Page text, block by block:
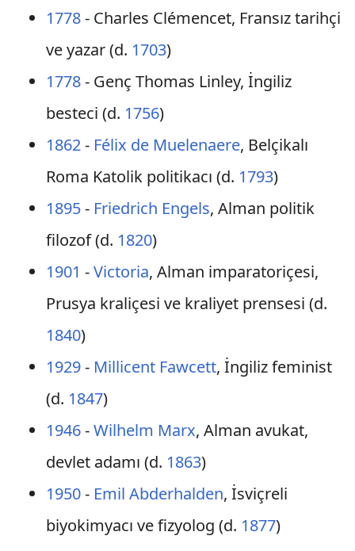
1778- Charles Clémencet, Fransız tarihçi
ve yazar (d. 1703)
1778- Genç Thomas Linley, İngiliz
besteci (d. 1756)
1862- Félix de Muelenaere, Belçikalı
Roma Katolik politikacı (d. 1793)
1895- Friedrich Engels, Alman politik
filozof (d. 1820)
1901 -Victoria, Alman imparatoriçesi,
Prusya kraliçesi ve kraliyet prensesi (d.
1840)
1929- Millicent Fawcett, İngiliz feminist
(d. 1847)
1946-Wilhelm Marx, Alman avukat,
devlet adamı (d. 1863)
1950- Emil Abderhalden, İsviçreli
biyokimyacı ve fizyolog (d. 1877)